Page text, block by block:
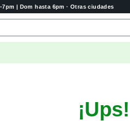
| Dom hasta 6pm · Otras ciudades
¡Ups!